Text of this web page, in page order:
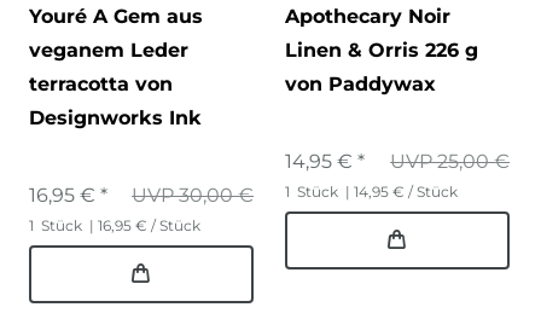
Youré A Gem aus
veganem Leder
terracotta von
Designworks Ink
UVP 30,00 €
16,95 € *
1 Stück | 16,95 € / Stück
Apothecary Noir
Linen & Orris 226 g
von Paddywax
UVP 25,00 €
14,95 € *
1 Stück | 14,95 € / Stück